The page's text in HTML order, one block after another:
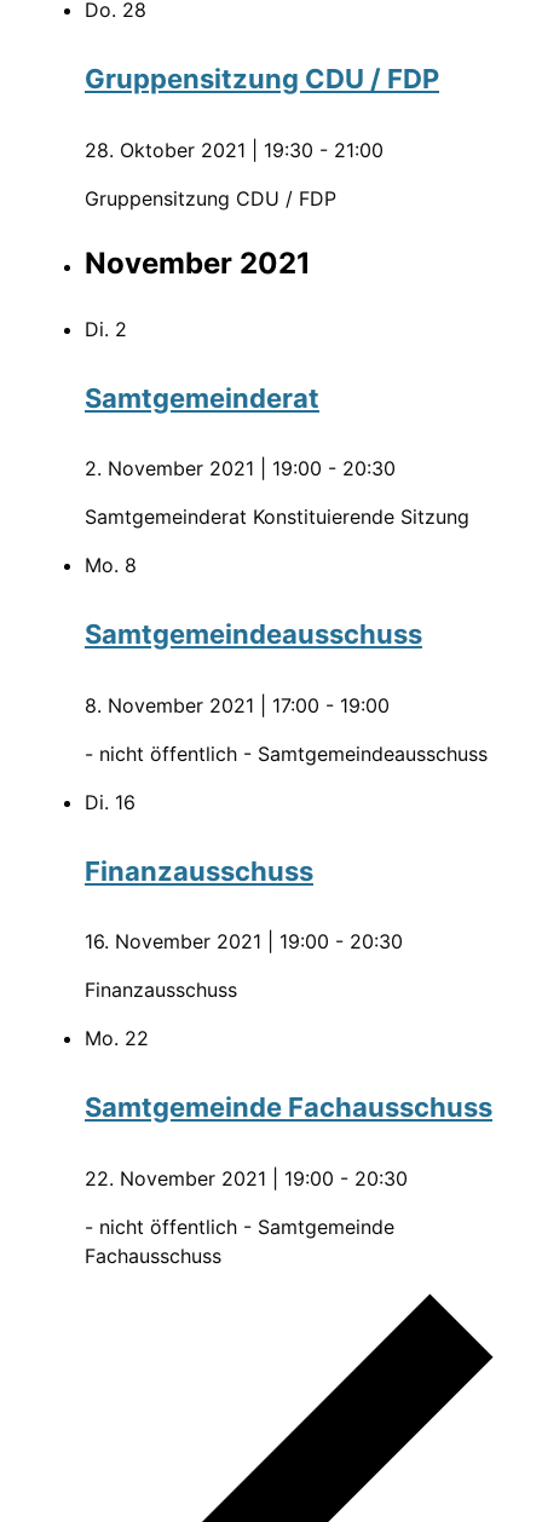
Do. 28
Gruppensitzung CDU / FDP
28. Oktober 2021 | 19:30 - 21:00
Gruppensitzung CDU / FDP
November 2021
Di. 2
Samtgemeinderat
2. November 2021 | 19:00 - 20:30
Samtgemeinderat Konstituierende Sitzung
Mo. 8
Samtgemeindeausschuss
8. November 2021 | 17:00 - 19:00
- nicht öffentlich - Samtgemeindeausschuss
Di. 16
Finanzausschuss
16. November 2021 | 19:00 - 20:30
Finanzausschuss
Mo. 22
Samtgemeinde Fachausschuss
22. November 2021 | 19:00 - 20:30
- nicht öffentlich - Samtgemeinde
Fachausschuss